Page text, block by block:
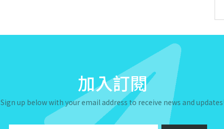
加入訂閱
Sign up below with your email address to receive news and